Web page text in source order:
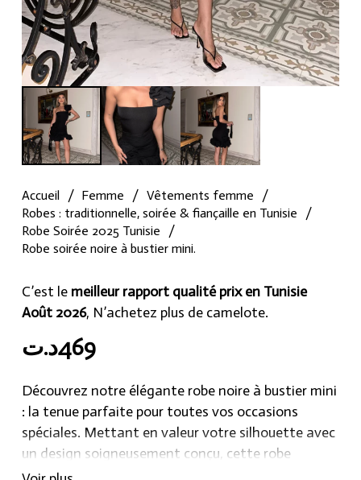
Accueil / Femme / Vêtements femme
/
Robes : traditionnelle, soirée & fiançaille en Tunisie
/
Robe Soirée 2025 Tunisie
/
Robe soirée noire à bustier mini.
C’est le meilleur rapport qualité prix en Tunisie
Août 2026, N’achetez plus de camelote.
469د.ت
Découvrez notre élégante robe noire à bustier mini
: la tenue parfaite pour toutes vos occasions
spéciales. Mettant en valeur votre silhouette avec
un design soigneusement conçu, cette robe
flatteuse et féminine est agrémentée d’une